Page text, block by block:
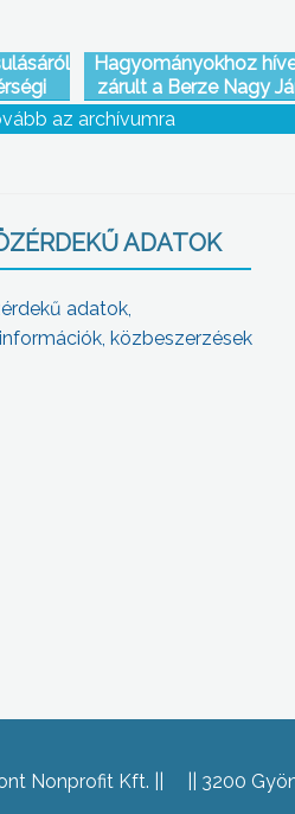
Hagyományokhoz
zárult a Berze Nagy
az archívumra
ADATOK
adatok,
közbeszerzések
Nonprofit Kft. 3200